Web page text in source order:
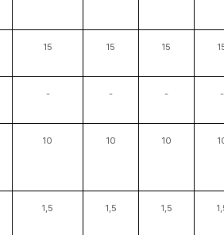
15 15 15
- - - -
10 10 10
1,5 1,5 1,5